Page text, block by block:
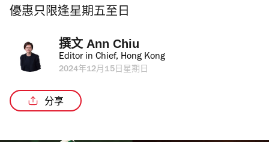
優惠只限逢星期五至日
撰文 Ann Chiu
Editor in Chief, Hong Kong
2024年12月15日星期日
分享